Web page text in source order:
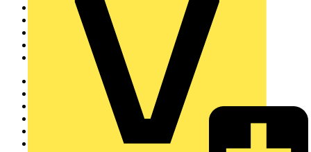
Produktsuche
Downloadbereich (PDFs)
Häufig gestellte Fragen